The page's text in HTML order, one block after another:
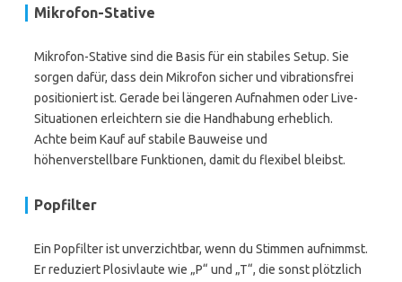
Mikrofon-Stative
Mikrofon-Stative sind die Basis für ein stabiles Setup. Sie
sorgen dafür, dass dein Mikrofon sicher und vibrationsfrei
positioniert ist. Gerade bei längeren Aufnahmen oder Live-
Situationen erleichtern sie die Handhabung erheblich.
Achte beim Kauf auf stabile Bauweise und
höhenverstellbare Funktionen, damit du flexibel bleibst.
Popfilter
Ein Popfilter ist unverzichtbar, wenn du Stimmen aufnimmst.
Er reduziert Plosivlaute wie „P“ und „T“, die sonst plötzlich